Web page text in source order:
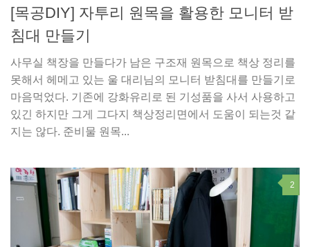
[목공DIY] 자투리 원목을 활용한 모니터 받
침대 만들기
사무실 책장을 만들다가 남은 구조재 원목으로 책상 정리를
못해서 헤메고 있는 울 대리님의 모니터 받침대를 만들기로
마음먹었다. 기존에 강화유리로 된 기성품을 사서 사용하고
있긴 하지만 그게 그다지 책상정리면에서 도움이 되는것 같
지는 않다. 준비물 원목...
2